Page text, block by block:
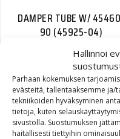
Hallinnoi
Parhaan kokemuksen
evästeitä, tallentaaksemme
tekniikoiden hyväksyminen
tietoja, kuten
sivustolla. Suostumuksen
haitallisesti tiettyihin
DAMPER TUBE W/
90 (45925-04)
73,04€
FORK PIPE (46605-06)